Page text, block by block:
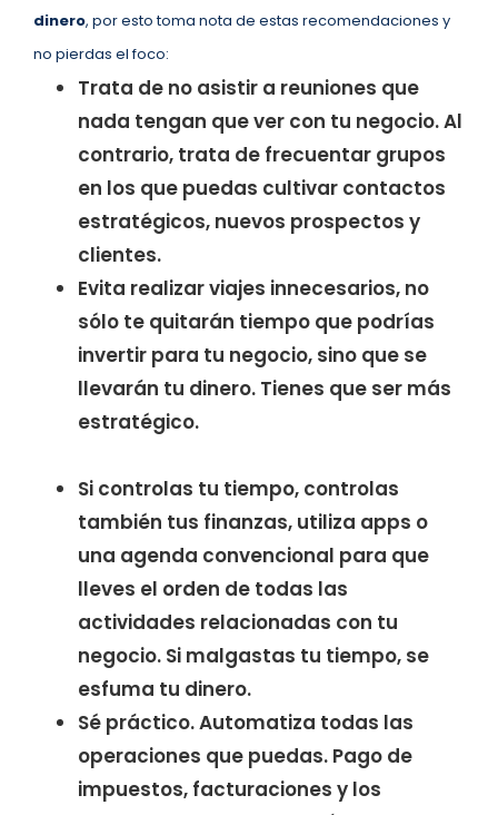
dinero, por esto toma nota de estas recomendaciones y
no pierdas el foco:
Trata de no asistir a reuniones que
nada tengan que ver con tu negocio. Al
contrario, trata de frecuentar grupos
en los que puedas cultivar contactos
estratégicos, nuevos prospectos y
clientes.
Evita realizar viajes innecesarios, no
sólo te quitarán tiempo que podrías
invertir para tu negocio, sino que se
llevarán tu dinero. Tienes que ser más
estratégico.
Si controlas tu tiempo, controlas
también tus finanzas, utiliza apps o
una agenda convencional para que
lleves el orden de todas las
actividades relacionadas con tu
negocio. Si malgastas tu tiempo, se
esfuma tu dinero.
Sé práctico. Automatiza todas las
operaciones que puedas. Pago de
impuestos, facturaciones y los